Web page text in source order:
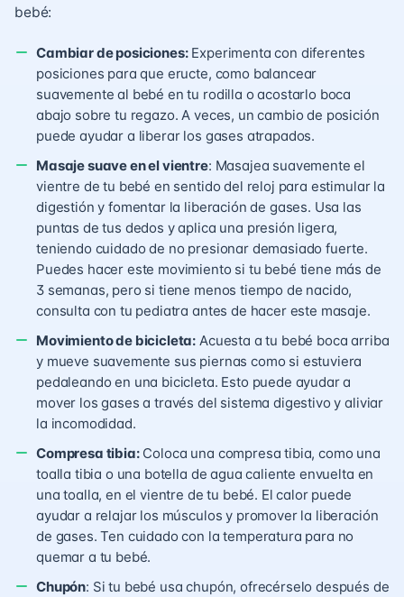
bebé:
Cambiar de posiciones:Experimenta con diferentes
posiciones para que eructe, como balancear
suavemente al bebé en tu rodilla o acostarlo boca
abajo sobre tu regazo. A veces, un cambio de posición
puede ayudar a liberar los gases atrapados.
Masaje suave en el vientre: Masajea suavemente el
vientre de tu bebé en sentido del reloj para estimular la
digestión y fomentar la liberación de gases. Usa las
puntas de tus dedos y aplica una presión ligera,
teniendo cuidado de no presionar demasiado fuerte.
Puedes hacer este movimiento si tu bebé tiene más de
3 semanas, pero si tiene menos tiempo de nacido,
consulta con tu pediatra antes de hacer este masaje.
Movimiento de bicicleta: Acuesta a tu bebé boca arriba
y mueve suavemente sus piernas como si estuviera
pedaleando en una bicicleta. Esto puede ayudar a
mover los gases a través del sistema digestivo y aliviar
la incomodidad.
Compresa tibia:Coloca una compresa tibia, como una
toalla tibia o una botella de agua caliente envuelta en
una toalla, en el vientre de tu bebé. El calor puede
ayudar a relajar los músculos y promover la liberación
de gases. Ten cuidado con la temperatura para no
quemar a tu bebé.
Chupón: Si tu bebé usa chupón, ofrecérselo después de